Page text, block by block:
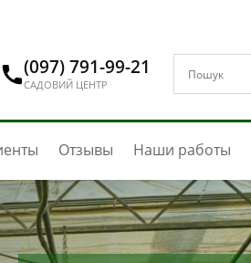
(097) 791-99-21
САДОВИЙ ЦЕНТР
Отзывы Наши работы